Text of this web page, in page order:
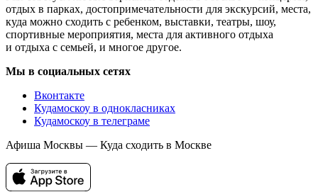
отдых в парках, достопримечательности для экскурсий, места,
куда можно сходить с ребенком, выставки, театры, шоу,
спортивные мероприятия, места для активного отдыха
и отдыха с семьей, и многое другое.
Мы в социальных сетях
Вконтакте
Кудамоскоу в однокласниках
Кудамоскоу в телеграме
Афиша Москвы — Куда сходить в Москве